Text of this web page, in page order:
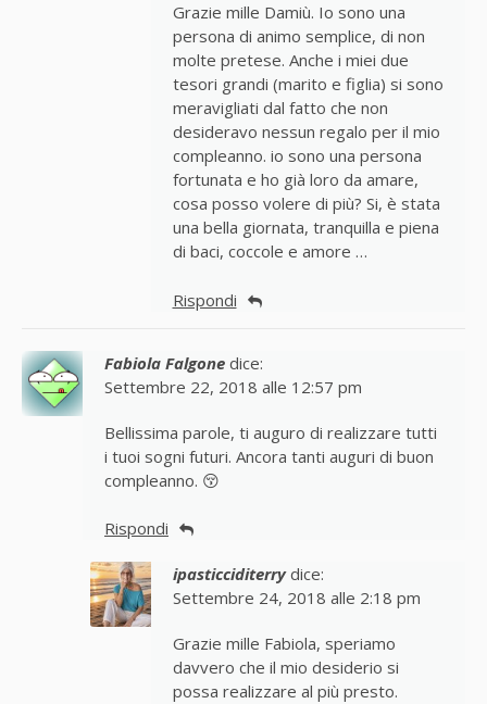
Grazie mille Damiù. Io sono una
persona di animo semplice, di non
molte pretese. Anche i miei due
tesori grandi (marito e figlia) si sono
meravigliati dal fatto che non
desideravo nessun regalo per il mio
compleanno. io sono una persona
fortunata e ho già loro da amare,
cosa posso volere di più? Si, è stata
una bella giornata, tranquilla e piena
di baci, coccole e amore …
Rispondi
Fabiola Falgone dice:
Settembre 22, 2018 alle 12:57 pm
Bellissima parole, ti auguro di realizzare tutti
i tuoi sogni futuri. Ancora tanti auguri di buon
compleanno. 😚
Rispondi
ipasticciditerry dice:
Settembre 24, 2018 alle 2:18 pm
Grazie mille Fabiola, speriamo
davvero che il mio desiderio si
possa realizzare al più presto.